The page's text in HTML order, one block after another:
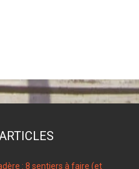
: 8 sentiers à faire (et